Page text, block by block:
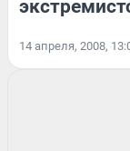
14 апреля, 2008,